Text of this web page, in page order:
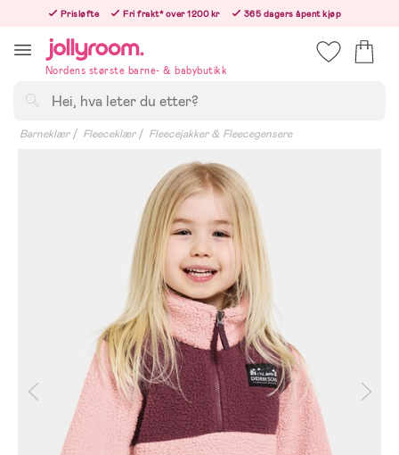
innehållet
Prisløfte Fri frakt* over 1200 kr
365 dagers åpent kjøp
Nordens største barne- & babybutikk
Barneklær Fleeceklær Fleecejakker & Fleecegensere